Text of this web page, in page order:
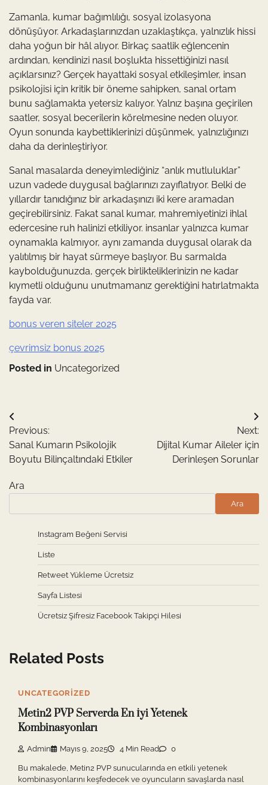
Zamanla, kumar bağımlılığı, sosyal izolasyona
dönüşüyor. Arkadaşlarınızdan uzaklaştıkça, yalnızlık hissi
daha yoğun bir hâl alıyor. Birkaç saatlik eğlencenin
ardından, kendinizi nasıl boşlukta hissettiğinizi nasıl
açıklarsınız? Gerçek hayattaki sosyal etkileşimler, insan
psikolojisi için kritik bir öneme sahipken, sanal ortam
bunu sağlamakta yetersiz kalıyor. Yalnız başına geçirilen
saatler, sosyal becerilerin körelmesine neden oluyor.
Oyun sonunda kaybettiklerinizi düşünmek, yalnızlığınızı
daha da derinleştiriyor.
Sanal masalarda deneyimlediğiniz “anlık mutluluklar”
uzun vadede duygusal bağlarınızı zayıflatıyor. Belki de
yıllardır tanıdığınız bir arkadaşınızı iki kere aramadan
geçirebilirsiniz. Fakat sanal kumar, mahremiyetinizi ihlal
edercesine ruh halinizi etkiliyor. insanlar yalnızca kumar
oynamakla kalmıyor, aynı zamanda duygusal olarak da
yalıtılmış bir hayat sürmeye başlıyor. Bu sarmalda
kaybolduğunuzda, gerçek birlikteliklerinizin ne kadar
kıymetli olduğunu unutmamanız gerektiğini hatırlatmakta
fayda var.
bonus veren siteler 2025
çevrimsiz bonus 2025
Posted in Uncategorized
Yazı
gezinmesi
Previous:
Sanal Kumarın Psikolojik
Boyutu Bilinçaltındaki Etkiler
Next:
Dijital Kumar Aileler için
Derinleşen Sorunlar
Ara
Ara
Instagram Beğeni Servisi
Liste
Retweet Yükleme Ücretsiz
Sayfa Listesi
Ücretsiz Şifresiz Facebook Takipçi Hilesi
Related Posts
UNCATEGORIZED
Metin2 PVP Serverda En İyi Yetenek
Kombinasyonları
Admin Mayıs 9, 2025 4 Min Read 0
Bu makalede, Metin2 PVP sunucularında en etkili yetenek
kombinasyonlarını keşfedecek ve oyuncuların savaşlarda nasıl